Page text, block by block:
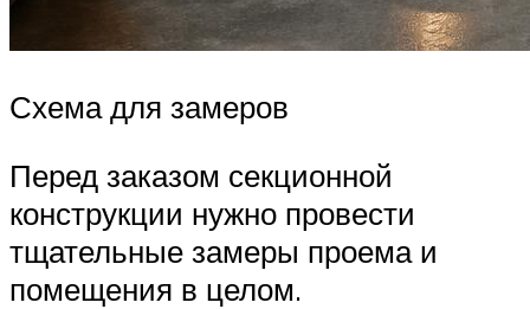
Схема для замеров
Перед заказом секционной
конструкции нужно провести
тщательные замеры проема и
помещения в целом.